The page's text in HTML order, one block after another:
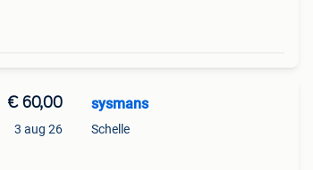
€ 60,00
3 aug 26
sysmans
Schelle